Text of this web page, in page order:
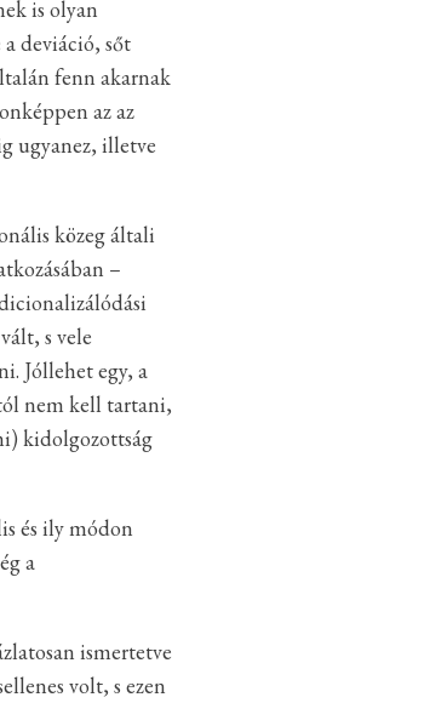
is olyan
deviáció, sőt
fenn akarnak
az az
ugyanez, illetve
közeg általi
–
s vele
Jóllehet egy, a
nem kell tartani,
kidolgozottság
és ily módon
a
ismertetve
volt, s ezen